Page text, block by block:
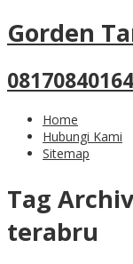
Gorden
08170840164
Home
Hubungi Kami
Sitemap
Tag
terabru